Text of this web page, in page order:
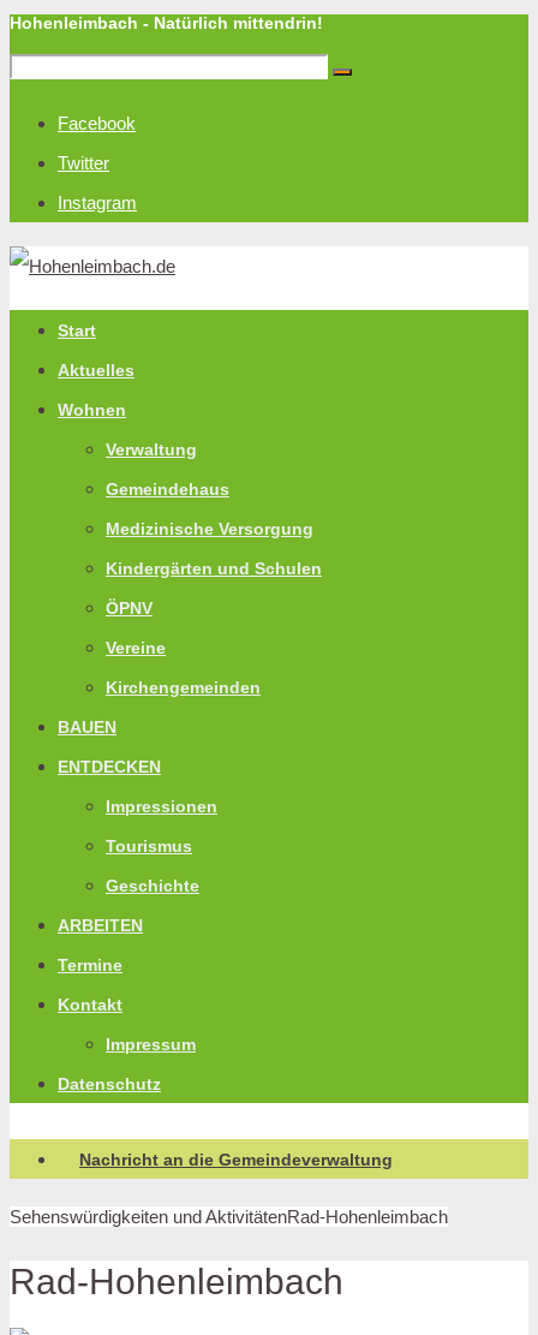
Hohenleimbach - Natürlich mittendrin!
Facebook
Twitter
Instagram
Start
Aktuelles
Wohnen
Verwaltung
Gemeindehaus
Medizinische Versorgung
Kindergärten und Schulen
ÖPNV
Vereine
Kirchengemeinden
BAUEN
ENTDECKEN
Impressionen
Tourismus
Geschichte
ARBEITEN
Termine
Kontakt
Impressum
Datenschutz
Nachricht an die Gemeindeverwaltung
Sehenswürdigkeiten und AktivitätenRad-Hohenleimbach
Rad-Hohenleimbach